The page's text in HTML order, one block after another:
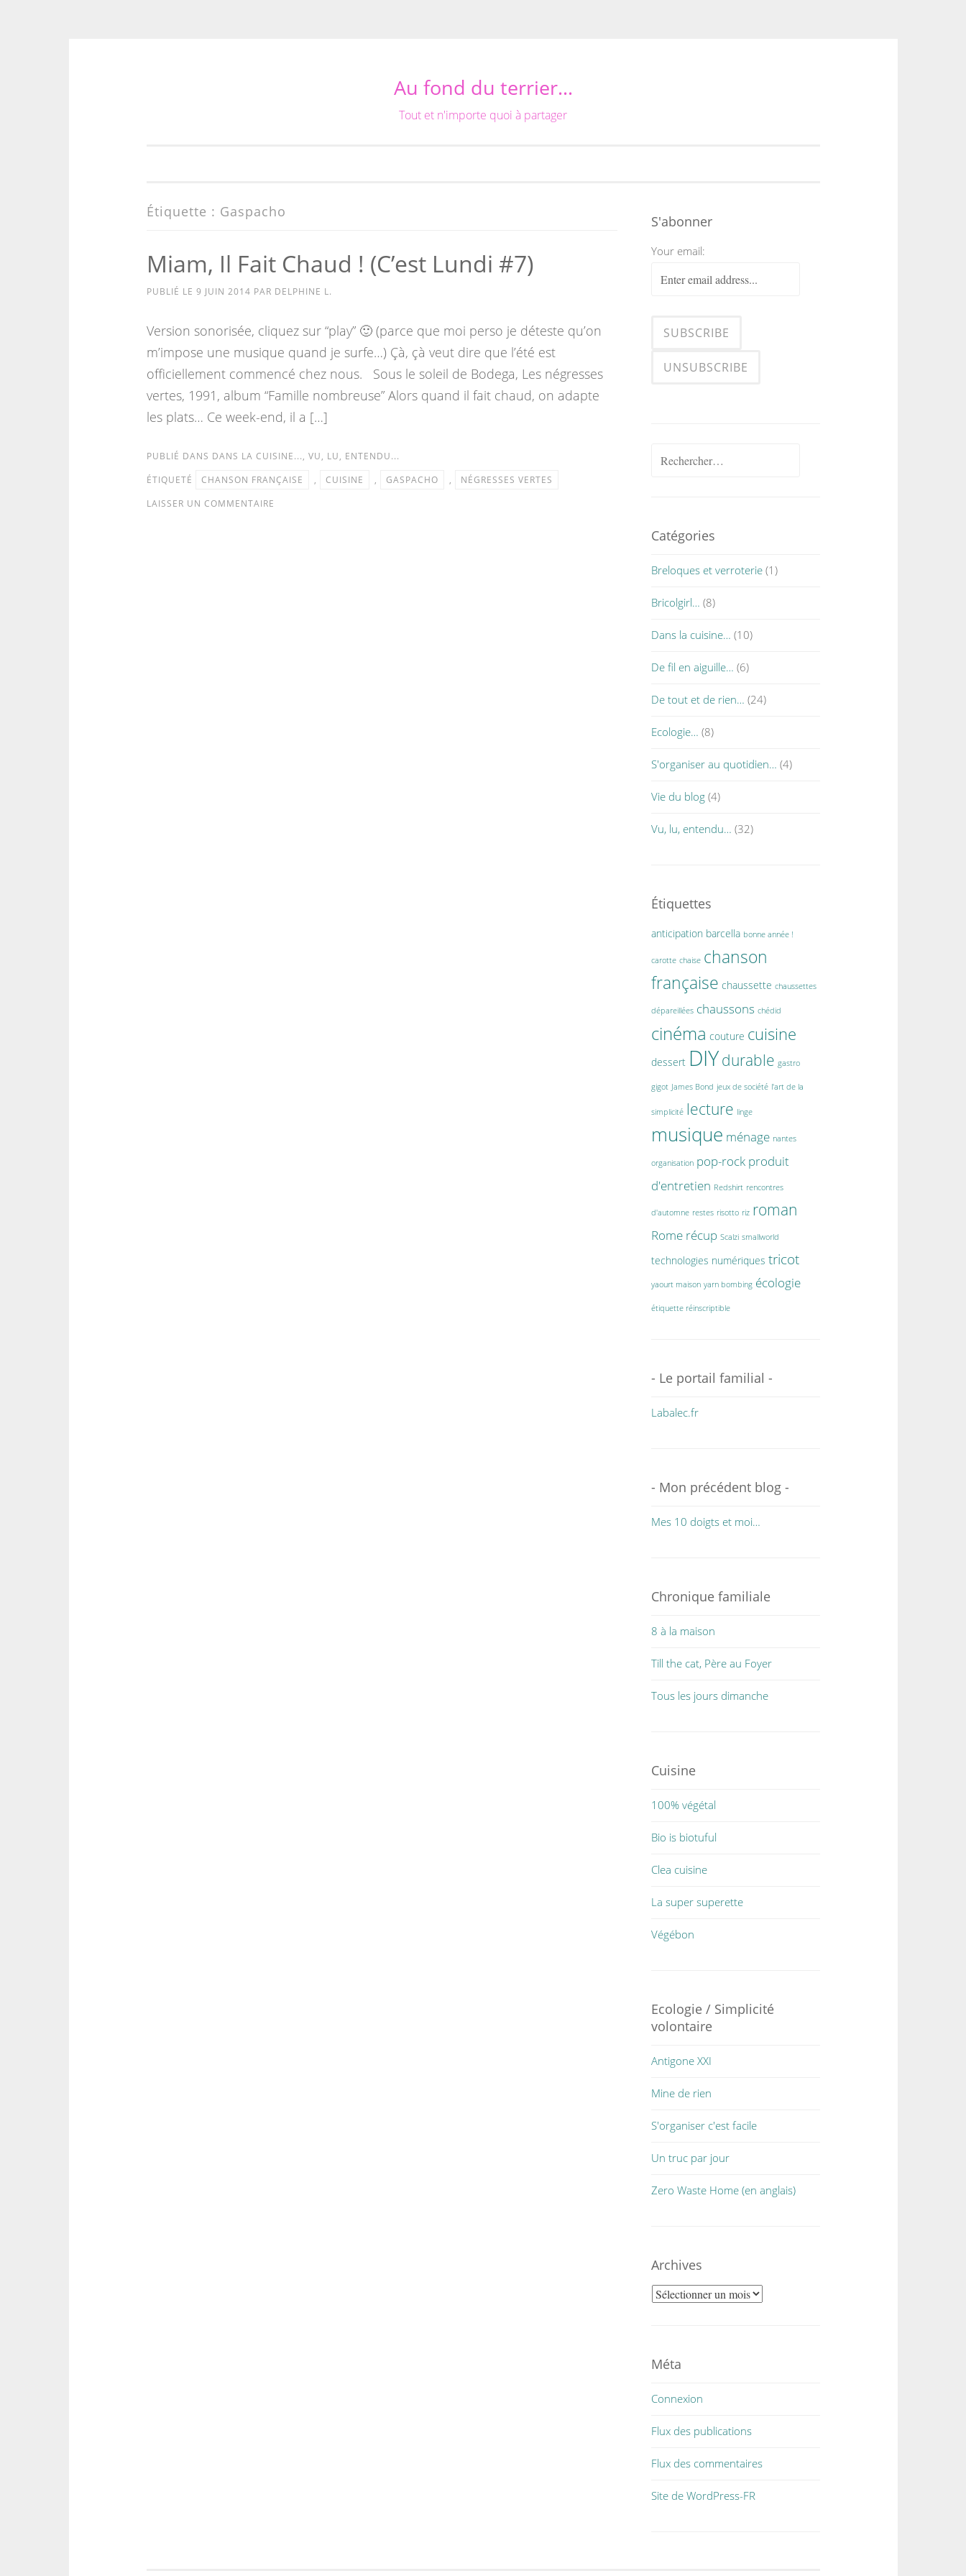
Au fond du terrier…
Tout et n'importe quoi à partager
Étiquette : Gaspacho
Miam, Il Fait Chaud ! (C’est Lundi #7)
PUBLIÉ LE 9 JUIN 2014 PAR DELPHINE L.
Version sonorisée, cliquez sur “play” 🙂 (parce que moi perso je déteste qu’on
m’impose une musique quand je surfe…) Çà, çà veut dire que l’été est
officiellement commencé chez nous. Sous le soleil de Bodega, Les négresses
vertes, 1991, album “Famille nombreuse” Alors quand il fait chaud, on adapte
les plats… Ce week-end, il a […]
PUBLIÉ DANS DANS LA CUISINE..., VU, LU, ENTENDU...
ÉTIQUETÉ
CHANSON FRANÇAISE , CUISINE , GASPACHO ,
NÉGRESSES VERTES
LAISSER UN COMMENTAIRE
S'abonner
Your email:
Rechercher :
Catégories
Breloques et verroterie (1)
Bricolgirl… (8)
Dans la cuisine… (10)
De fil en aiguille… (6)
De tout et de rien… (24)
Ecologie… (8)
S'organiser au quotidien… (4)
Vie du blog (4)
Vu, lu, entendu… (32)
Étiquettes
anticipation barcella bonne année !
carotte chaise chanson
française chaussette chaussettes
dépareillées chaussons chédid
cinéma couture cuisine
dessert DIYdurable gastro
gigot James Bond jeux de société l'art de la
simplicité lecture linge
musique ménage nantes
organisation pop-rock produit
d'entretien Redshirt rencontres
d'automne restes risotto riz roman
Rome récup Scalzi smallworld
technologies numériques tricot
yaourt maison yarn bombing écologie
étiquette réinscriptible
- Le portail familial -
Labalec.fr
- Mon précédent blog -
Mes 10 doigts et moi…
Chronique familiale
8 à la maison
Till the cat, Père au Foyer
Tous les jours dimanche
Cuisine
100% végétal
Bio is biotuful
Clea cuisine
La super superette
Végébon
Ecologie / Simplicité
volontaire
Antigone XXI
Mine de rien
S'organiser c'est facile
Un truc par jour
Zero Waste Home (en anglais)
Archives
Archives
Méta
Connexion
Flux des publications
Flux des commentaires
Site de WordPress-FR